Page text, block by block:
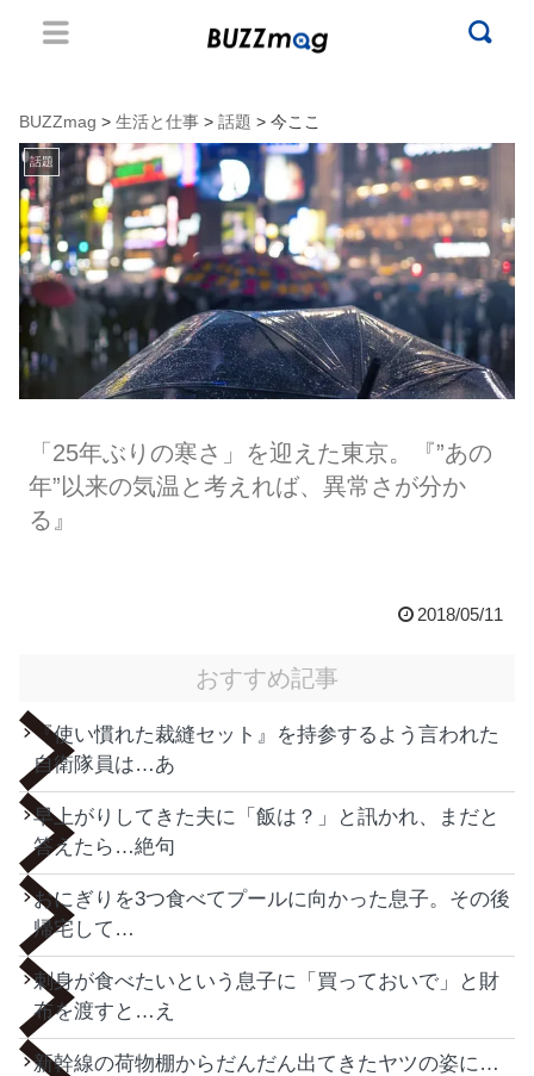
BUZZmag > 生活と仕事 > 話題 > 今ここ
話題
「25年ぶりの寒さ」を迎えた東京。『”あの
年”以来の気温と考えれば、異常さが分か
る』
2018/05/11
おすすめ記事
『使い慣れた裁縫セット』を持参するよう言われた
自衛隊員は…あ
早上がりしてきた夫に「飯は？」と訊かれ、まだと
答えたら…絶句
おにぎりを3つ食べてプールに向かった息子。その後
帰宅して…
刺身が食べたいという息子に「買っておいで」と財
布を渡すと…え
新幹線の荷物棚からだんだん出てきたヤツの姿に…